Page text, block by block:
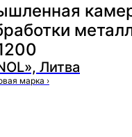
Литва
марка ›